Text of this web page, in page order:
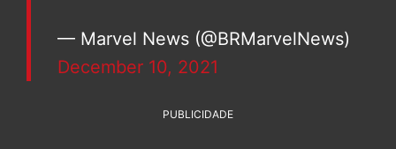
— Marvel News (@BRMarvelNews)
December 10, 2021
PUBLICIDADE